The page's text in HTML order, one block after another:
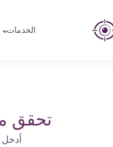
الخدمات
تحقق
أدخل